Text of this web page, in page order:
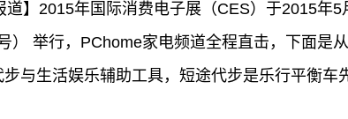
道】2015年国际消费电子展（CES）于2015年
举行，PChome家电频道全程直击，下面是从
与生活娱乐辅助工具，短途代步是乐行平衡车